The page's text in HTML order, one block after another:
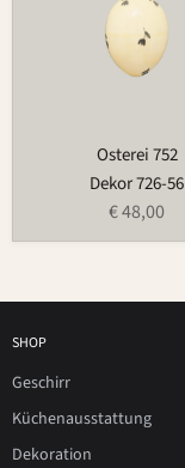
Osterei 752
Dekor 726-56
€ 48,00
SHOP
Geschirr
Küchenausstattung
Dekoration